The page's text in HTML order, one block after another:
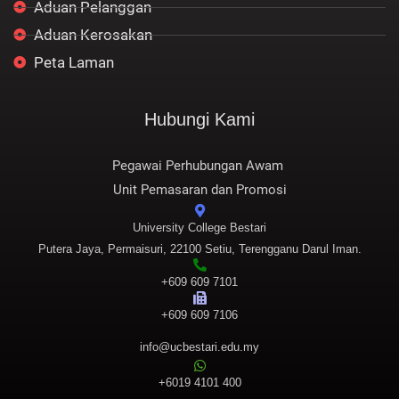
Aduan Pelanggan
Aduan Kerosakan
Peta Laman
Hubungi Kami
Pegawai Perhubungan Awam
Unit Pemasaran dan Promosi
University College Bestari
Putera Jaya, Permaisuri, 22100 Setiu, Terengganu Darul Iman.
+609 609 7101
+609 609 7106
info@ucbestari.edu.my
+6019 4101 400